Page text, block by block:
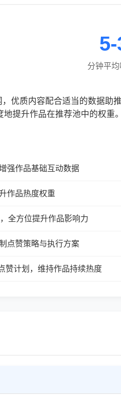
分钟平均
优质内容配合适当的数据助
提升作品在推荐池中的权重。
强作品基础互动数据
作品热度权重
全方位提升作品影响力
点赞策略与执行方案
赞计划，维持作品持续热度